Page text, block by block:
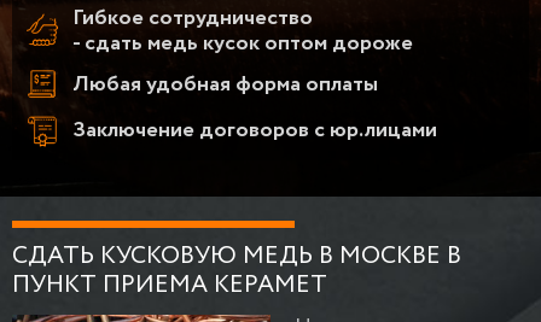
Гибкое сотрудничество
- сдать медь кусок оптом дороже
Любая удобная форма оплаты
Заключение договоров с юр.лицами
СДАТЬ КУСКОВУЮ МЕДЬ В МОСКВЕ В
ПУНКТ ПРИЕМА КЕРАМЕТ